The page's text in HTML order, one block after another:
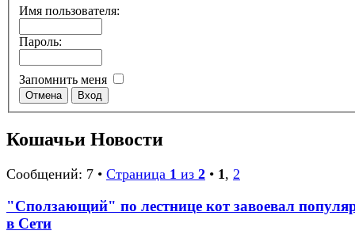
Имя пользователя:
Пароль:
Запомнить меня
Кошачьи Новости
Сообщений: 7 • Страница 1 из 2 • 1, 2
"Сползающий" по лестнице кот завоевал
в Сети